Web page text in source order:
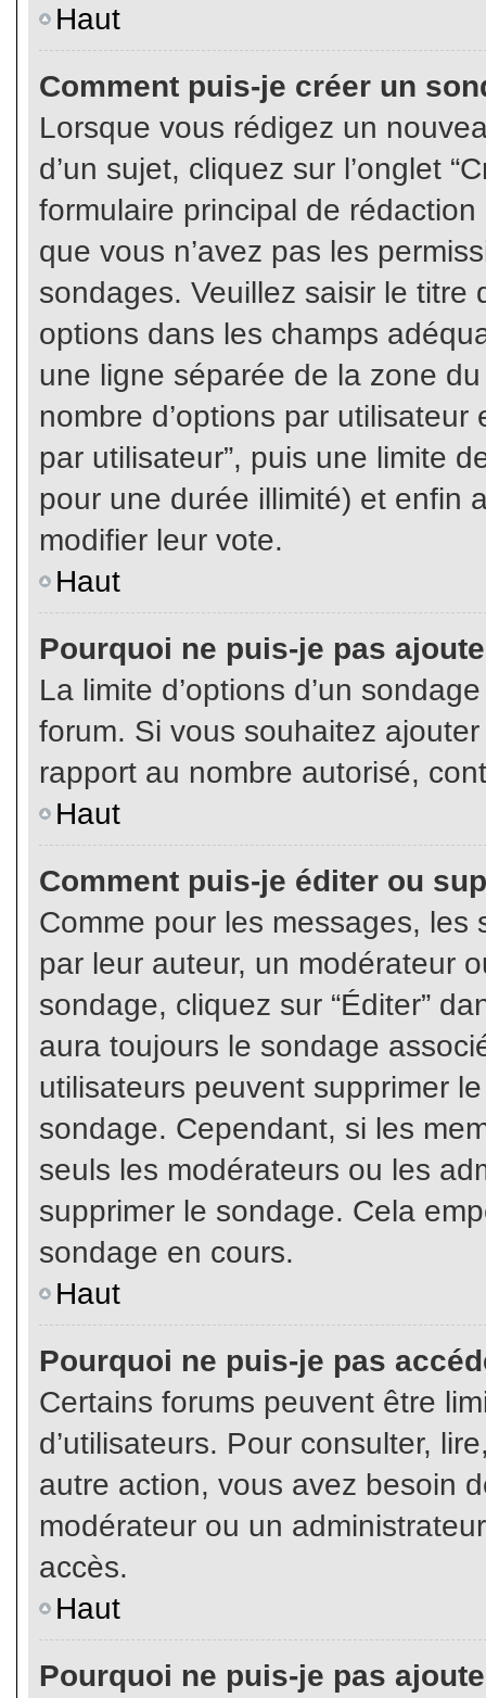
Haut
Comment puis-je créer un
Lorsque vous rédigez un
d’un sujet, cliquez sur l’onglet
formulaire principal de
que vous n’avez pas les
sondages. Veuillez saisir le
options dans les champs
une ligne séparée de la zone
nombre d’options par
par utilisateur”, puis une limite
pour une durée illimité) et enfin
modifier leur vote.
Haut
Pourquoi ne puis-je pas
La limite d’options d’un
forum. Si vous souhaitez
rapport au nombre autorisé,
Haut
Comment puis-je éditer ou
Comme pour les messages,
par leur auteur, un modérateur
sondage, cliquez sur “Éditer”
aura toujours le sondage
utilisateurs peuvent supprimer
sondage. Cependant, si les
seuls les modérateurs ou les
supprimer le sondage. Cela
sondage en cours.
Haut
Pourquoi ne puis-je pas
Certains forums peuvent être
d’utilisateurs. Pour consulter,
autre action, vous avez besoin
modérateur ou un
accès.
Haut
Pourquoi ne puis-je pas